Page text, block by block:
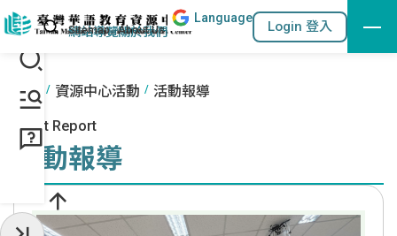
跳到主要內容區塊
::: 站內搜尋
網站導覽關於我們
Language
Login 登入
:::
首頁 資源中心活動 活動報導
Event Report
活動報導